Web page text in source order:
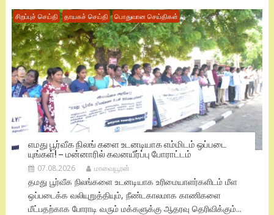
சிறப்புச் செய்தி தாயகச் செய்தி பொதுவான செய்திகள்
எமது பூர்வீக நிலங் களை உடனடியாக எம்மிடம் ஒப்படை
யுங்கள்! – மன்னாரில் கவனயீர்ப்பு போராட்டம்
07.08.2026 மாவையூரன்
தமது பூர்வீக நிலங்களை உடனடியாக உரிமையாளர்களிடம் மீள
ஒப்படைக்க வலியுறுத்தியும், நீண்டகாலமாக காணிகளை
மீட்பதற்காக போராடி வரும் மக்களுக்கு ஆதரவு தெரிவிக்கும்...